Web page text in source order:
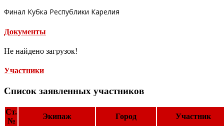
Финал Кубка Республики Карелия
Документы
Не найдено загрузок!
Участники
Список заявленных участников
Ст.
№
Экипаж Город Участник